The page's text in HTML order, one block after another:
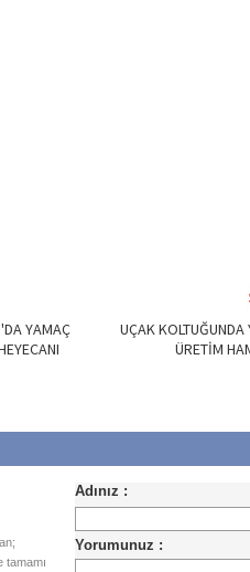
YAMAÇ
UÇAK KOLTUĞUNDA
ÜRETİM
tamamı